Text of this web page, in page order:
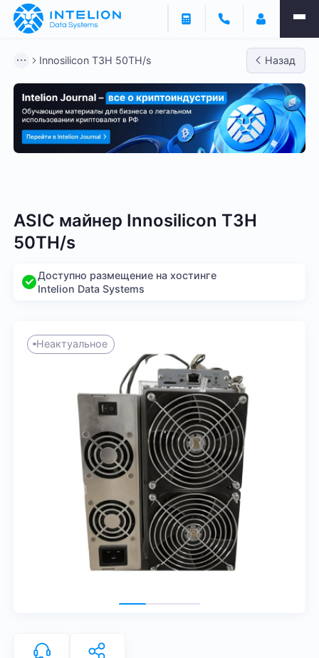
Innosilicon T3H 50TH/s Назад
ASIC майнер Innosilicon T3H
50TH/s
Доступно размещение на хостинге
Intelion Data Systems
Неактуальное